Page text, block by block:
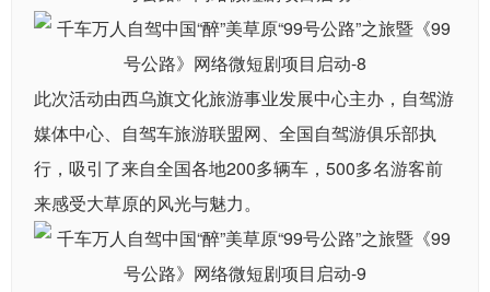
此次活动由西乌旗文化旅游事业发展中心主办，自驾游
媒体中心、自驾车旅游联盟网、全国自驾游俱乐部执
行，吸引了来自全国各地200多辆车，500多名游客前
来感受大草原的风光与魅力。